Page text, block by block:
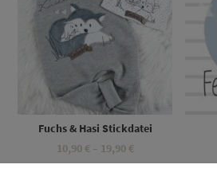
Fuchs & Hasi Stickdatei
10,90 € – 19,90 €Preisspanne: